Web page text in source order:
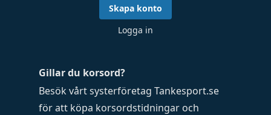
Gillar du korsord?
Besök vårt systerföretag Tankesport.se
för att köpa korsordstidningar och
Skapa konto
Logga in